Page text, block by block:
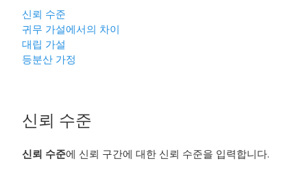
신뢰 수준
귀무 가설에서의 차이
대립 가설
등분산 가정
신뢰 수준
신뢰 수준에 신뢰 구간에 대한 신뢰 수준을 입력합니다.